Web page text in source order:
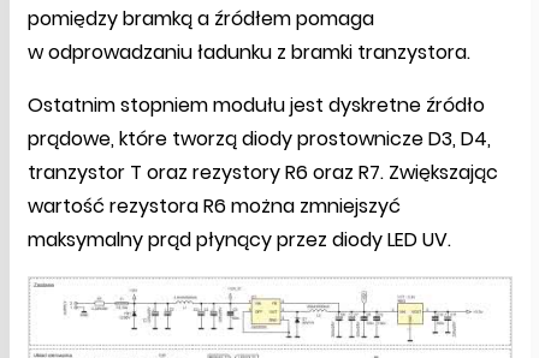
pomiędzy bramką a źródłem pomaga
w odprowadzaniu ładunku z bramki tranzystora.
Ostatnim stopniem modułu jest dyskretne źródło
prądowe, które tworzą diody prostownicze D3, D4,
tranzystor T oraz rezystory R6 oraz R7. Zwiększając
wartość rezystora R6 można zmniejszyć
maksymalny prąd płynący przez diody LED UV.